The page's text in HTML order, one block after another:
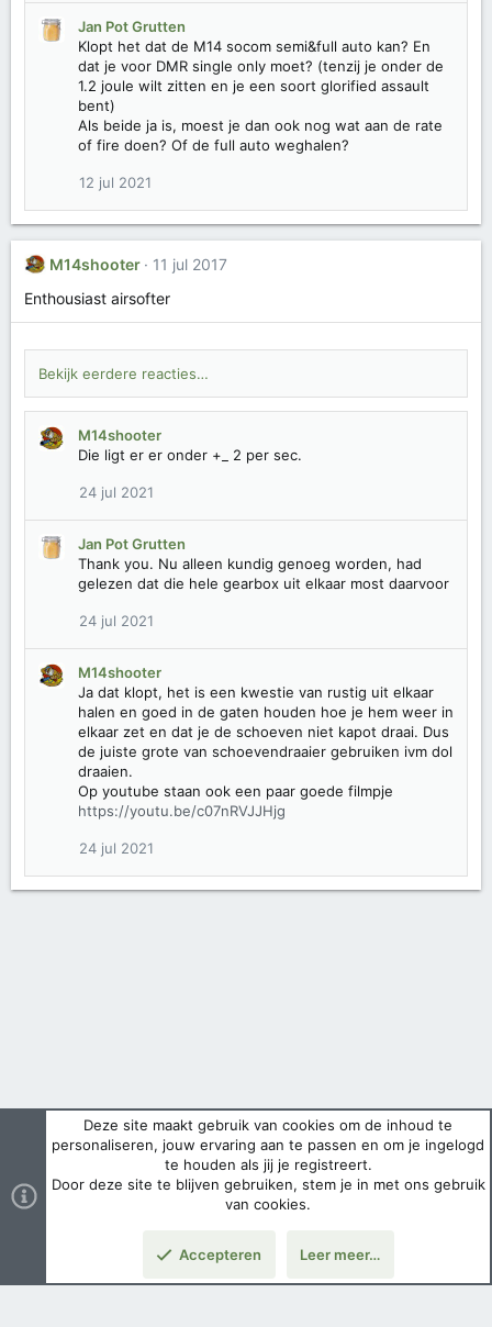
Jan Pot Grutten
Klopt het dat de M14 socom semi&full auto kan? En
dat je voor DMR single only moet? (tenzij je onder de
1.2 joule wilt zitten en je een soort glorified assault
bent)
Als beide ja is, moest je dan ook nog wat aan de rate
of fire doen? Of de full auto weghalen?
12 jul 2021
M14shooter
11 jul 2017
Enthousiast airsofter
Bekijk eerdere reacties…
M14shooter
Die ligt er er onder +_ 2 per sec.
24 jul 2021
Jan Pot Grutten
Thank you. Nu alleen kundig genoeg worden, had
gelezen dat die hele gearbox uit elkaar most daarvoor
24 jul 2021
M14shooter
Ja dat klopt, het is een kwestie van rustig uit elkaar
halen en goed in de gaten houden hoe je hem weer in
elkaar zet en dat je de schoeven niet kapot draai. Dus
de juiste grote van schoevendraaier gebruiken ivm dol
draaien.
Op youtube staan ook een paar goede filmpje
https://youtu.be/c07nRVJJHjg
24 jul 2021
Deze site maakt gebruik van cookies om de inhoud te
personaliseren, jouw ervaring aan te passen en om je ingelogd
te houden als jij je registreert.
Door deze site te blijven gebruiken, stem je in met ons gebruik
van cookies.
Accepteren Leer meer…